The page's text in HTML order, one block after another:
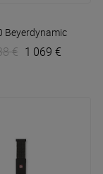
Beyerdynamic
€ 1 069 €